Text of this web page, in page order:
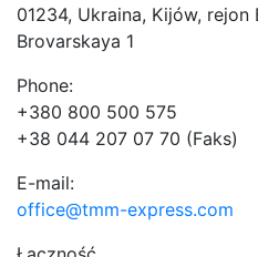
01234, Ukraina, Kijów,
Brovarskaya 1
Phone:
+380 800 500 575
+38 044 207 07 70 (Faks)
E-mail:
office@tmm-express.com